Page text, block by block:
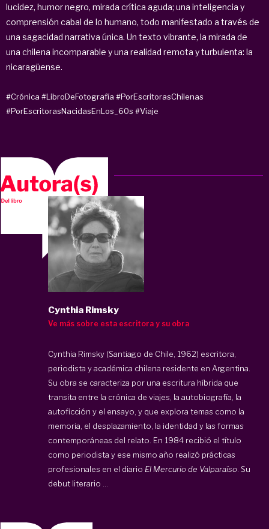
lucidez, humor negro, mirada crítica aguda; una inteligencia y
comprensión cabal de lo humano, todo manifestado a través de
una sagacidad narrativa única. Un texto vibrante, la mirada de
una chilena incomparable y una realidad remota y turbulenta: la
nicaragüense.
#Crónica #LibroDeFotografía #PorEscritorasChilenas
#PorEscritorasNacidasEnLos_60s #Viaje
Cynthia Rimsky
Ve más sobre esta escritora y su obra
Cynthia Rimsky (Santiago de Chile, 1962) escritora,
periodista y académica chilena residente en Argentina.
Su obra se caracteriza por una escritura híbrida que
transita entre la crónica de viajes, la autobiografía, la
autoficción y el ensayo, y que explora temas como la
memoria, el desplazamiento, la identidad y las formas
contemporáneas del relato. En 1984 recibió el título
como periodista y ese mismo año realizó prácticas
profesionales en el diario El Mercurio de Valparaíso . Su
debut literario ...